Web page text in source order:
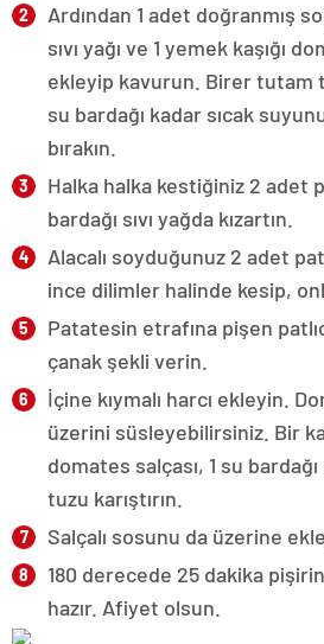
Ardından 1 adet doğranmış
sıvı yağı ve 1 yemek kaşığı
ekleyip kavurun. Birer tutam
su bardağı kadar sıcak
bırakın.
Halka halka kestiğiniz 2 adet
bardağı sıvı yağda kızartın.
Alacalı soyduğunuz 2 adet
ince dilimler halinde kesip,
Patatesin etrafına pişen
çanak şekli verin.
İçine kıymalı harcı ekleyin.
üzerini süsleyebilirsiniz. Bir
domates salçası, 1 su
tuzu karıştırın.
Salçalı sosunu da üzerine
180 derecede 25 dakika
hazır. Afiyet olsun.